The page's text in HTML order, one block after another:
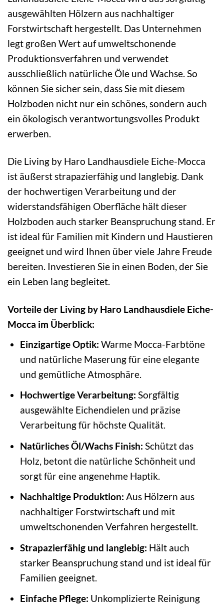
ausgewählten Hölzern aus nachhaltiger
Forstwirtschaft hergestellt. Das Unternehmen
legt großen Wert auf umweltschonende
Produktionsverfahren und verwendet
ausschließlich natürliche Öle und Wachse. So
können Sie sicher sein, dass Sie mit diesem
Holzboden nicht nur ein schönes, sondern auch
ein ökologisch verantwortungsvolles Produkt
erwerben.
Die Living by Haro Landhausdiele Eiche-Mocca
ist äußerst strapazierfähig und langlebig. Dank
der hochwertigen Verarbeitung und der
widerstandsfähigen Oberfläche hält dieser
Holzboden auch starker Beanspruchung stand. Er
ist ideal für Familien mit Kindern und Haustieren
geeignet und wird Ihnen über viele Jahre Freude
bereiten. Investieren Sie in einen Boden, der Sie
ein Leben lang begleitet.
Vorteile der Living by Haro Landhausdiele Eiche-
Mocca im Überblick:
Einzigartige Optik: Warme Mocca-Farbtöne
und natürliche Maserung für eine elegante
und gemütliche Atmosphäre.
Hochwertige Verarbeitung: Sorgfältig
ausgewählte Eichendielen und präzise
Verarbeitung für höchste Qualität.
Natürliches Öl/Wachs Finish: Schützt das
Holz, betont die natürliche Schönheit und
sorgt für eine angenehme Haptik.
Nachhaltige Produktion: Aus Hölzern aus
nachhaltiger Forstwirtschaft und mit
umweltschonenden Verfahren hergestellt.
Strapazierfähig und langlebig: Hält auch
starker Beanspruchung stand und ist ideal für
Familien geeignet.
Einfache Pflege: Unkomplizierte Reinigung